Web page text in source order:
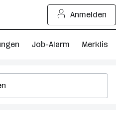
Anmelden
Job-Alarm Merkliste